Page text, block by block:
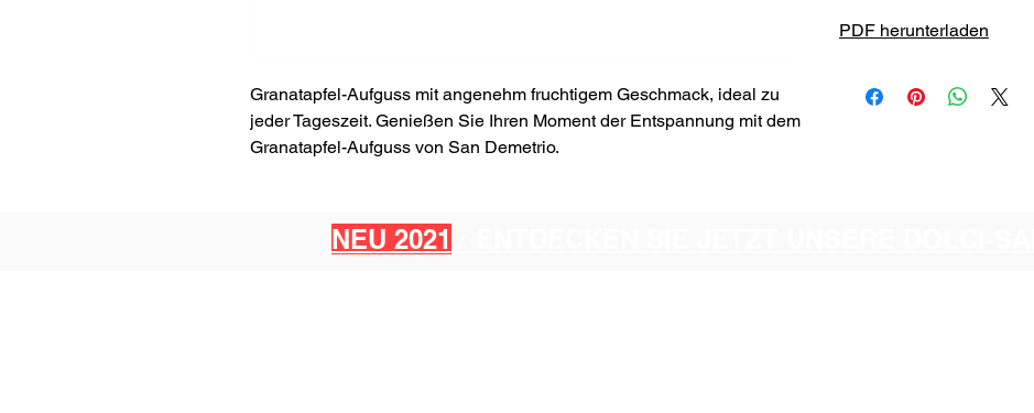
Granatapfel-Aufguss mit angenehm fruchtigem Geschmack, ideal zu
jeder Tageszeit. Genießen Sie Ihren Moment der Entspannung mit dem
Granatapfel-Aufguss von San Demetrio.
PDF herunterladen
NEU 2021